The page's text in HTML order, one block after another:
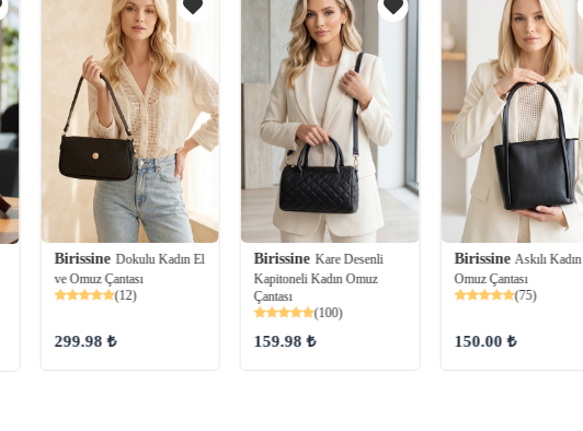
Birissine Dokulu Kadın El
ve Omuz Çantası
(12)
299.98 ₺
Birissine Kare Desenli
Kapitoneli Kadın Omuz
Çantası
(100)
159.98 ₺
Birissine Askılı Kadın
Omuz Çantası
(75)
150.00 ₺